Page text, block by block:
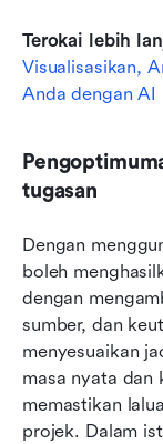
Terokai lebih
Visualisasikan,
Anda dengan AI
tugasan
Dengan
boleh
dengan
sumber, dan
menyesuaikan
masa nyata dan
memastikan
projek. Dalam